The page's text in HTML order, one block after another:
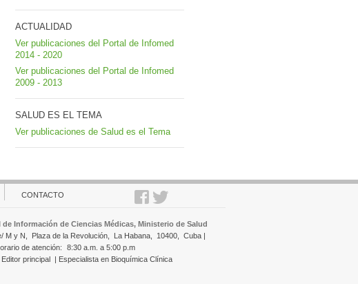
ACTUALIDAD
Ver publicaciones del Portal de Infomed
2014 - 2020
Ver publicaciones del Portal de Infomed
2009 - 2013
SALUD ES EL TEMA
Ver publicaciones de Salud es el Tema
CONTACTO
Información de Ciencias Médicas, Ministerio de Salud
M y N, Plaza de la Revolución, La Habana, 10400,
Cuba |
de atención:
8:30 a.m. a 5:00 p.m
Editor principal | Especialista en Bioquímica Clínica